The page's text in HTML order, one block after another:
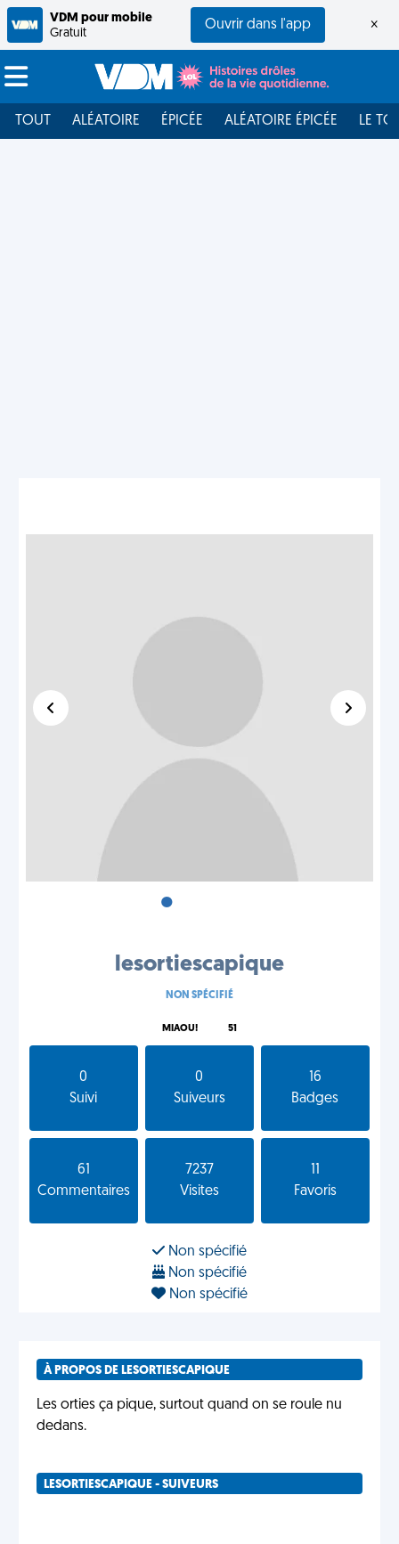
VDM pour mobile
Gratuit
Ouvrir dans l'app ×
TOUT ALÉATOIRE ÉPICÉE ALÉATOIRE ÉPICÉE LE
•
lesortiescapique
NON SPÉCIFIÉ
MIAOU! 51
0
Suivi
0
Suiveurs
16
Badges
61
Commentaires
7237
Visites
Favoris
Non spécifié
Non spécifié
Non spécifié
À PROPOS DE LESORTIESCAPIQUE
Les orties ça pique, surtout quand on se roule nu
dedans.
LESORTIESCAPIQUE - SUIVEURS